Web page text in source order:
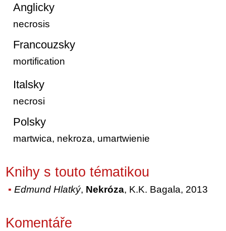
Anglicky
necrosis
Francouzsky
mortification
Italsky
necrosi
Polsky
martwica, nekroza, umartwienie
Knihy s touto tématikou
Edmund Hlatký, Nekróza, K.K. Bagala, 2013
Komentáře